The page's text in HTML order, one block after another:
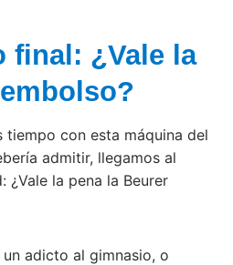
final: ¿Vale la
tiempo con esta máquina del
admitir, llegamos al
¿Vale la pena la Beurer
adicto al gimnasio, o